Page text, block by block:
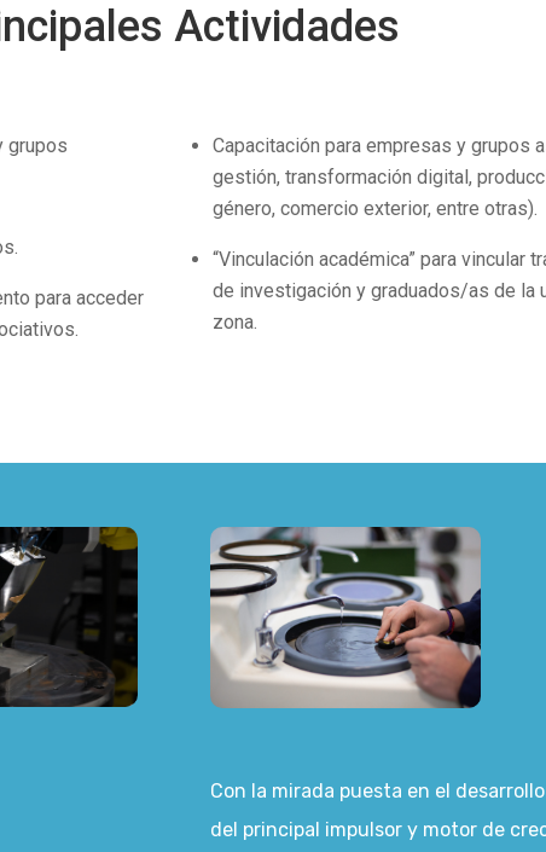
Actividades
grupos
para acceder
Capacitación para empresas y grupos
gestión, transformación digital,
género, comercio exterior, entre otras).
“Vinculación académica” para vincular
de investigación y graduados/as de la
zona.
Con la mirada puesta en el
del principal impulsor y motor de